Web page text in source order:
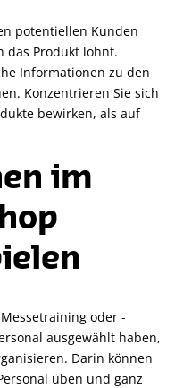
potentiellen Kunden
das Produkt lohnt.
Informationen zu den
Konzentrieren Sie sich
bewirken, als auf
im
oder -
ausgewählt haben,
Darin können
üben und ganz